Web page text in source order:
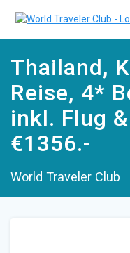
Inhalt
Thailand,
Reise, 4*
inkl. Flug
€1356.-
World Traveler Club